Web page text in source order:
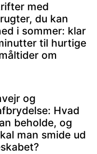
med
du kan
i sommer: klar
til hurtige
om
og
Hvad
beholde, og
man smide ud